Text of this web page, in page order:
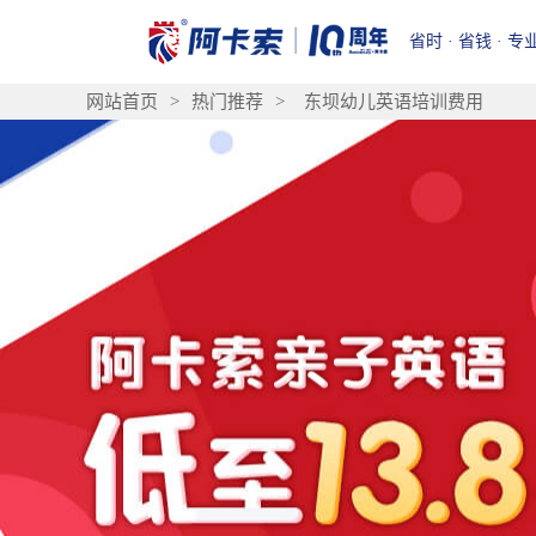
省时 · 省钱 · 专
网站首页 > 热门推荐 > 东坝幼儿英语培训费用